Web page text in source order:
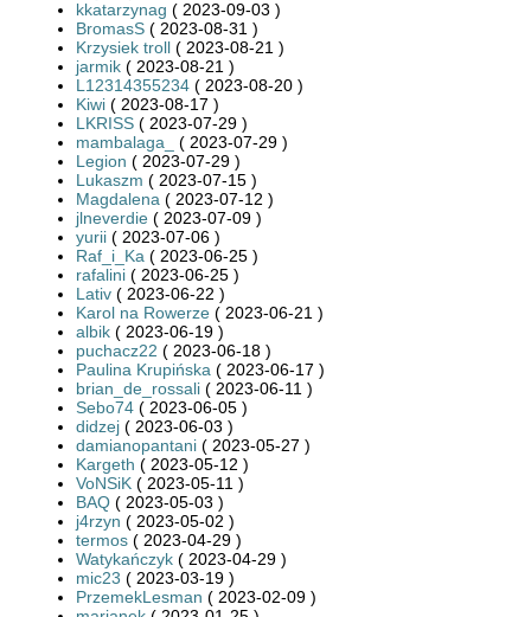
kkatarzynag ( 2023-09-03 )
BromasS ( 2023-08-31 )
Krzysiek troll ( 2023-08-21 )
jarmik ( 2023-08-21 )
L12314355234 ( 2023-08-20 )
Kiwi ( 2023-08-17 )
LKRISS ( 2023-07-29 )
mambalaga_
( 2023-07-29 )
Legion ( 2023-07-29 )
Lukaszm ( 2023-07-15 )
Magdalena ( 2023-07-12 )
jlneverdie ( 2023-07-09 )
yurii ( 2023-07-06 )
Raf_i_Ka ( 2023-06-25 )
rafalini ( 2023-06-25 )
Lativ ( 2023-06-22 )
Karol na Rowerze ( 2023-06-21 )
albik ( 2023-06-19 )
puchacz22 ( 2023-06-18 )
Paulina Krupińska ( 2023-06-17 )
brian_de_rossali ( 2023-06-11 )
Sebo74 ( 2023-06-05 )
didzej ( 2023-06-03 )
damianopantani ( 2023-05-27 )
Kargeth ( 2023-05-12 )
VoNSiK ( 2023-05-11 )
BAQ ( 2023-05-03 )
j4rzyn ( 2023-05-02 )
termos ( 2023-04-29 )
Watykańczyk ( 2023-04-29 )
mic23 ( 2023-03-19 )
PrzemekLesman ( 2023-02-09 )